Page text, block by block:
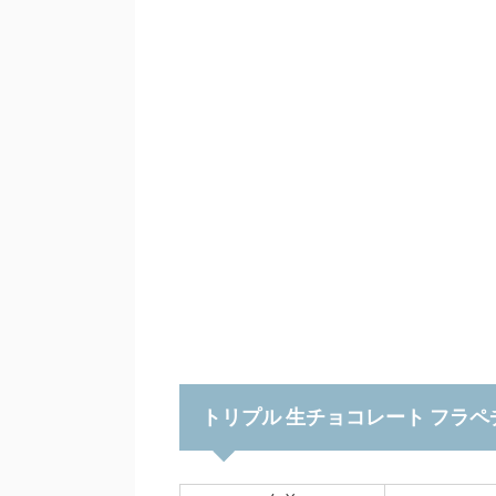
トリプル 生チョコレート フラ